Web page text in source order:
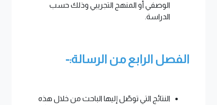
الوصفي أو المنهج التجريبي وذلك حسب
الدراسة.
الفصل الرابع من الرسالة:-
النتائج التي توصّل إليها الباحث من خلال هذه